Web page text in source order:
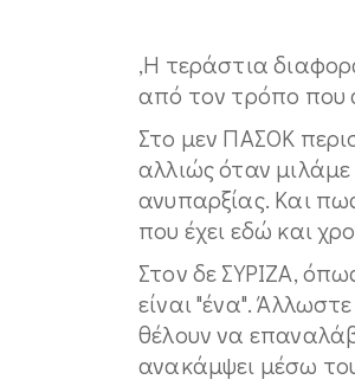
,Η τεράστια
από τον τρόπο που
Στο μεν ΠΑΣΟΚ
αλλιώς όταν
ανυπαρξίας. Και
που έχει εδώ και
Στον δε ΣΥΡΙΖΑ,
είναι "ένα".
θέλουν να
ανακάμψει μέσω